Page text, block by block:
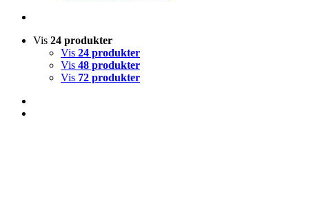
Vis 24 produkter
Vis 24 produkter
Vis 48 produkter
Vis 72 produkter